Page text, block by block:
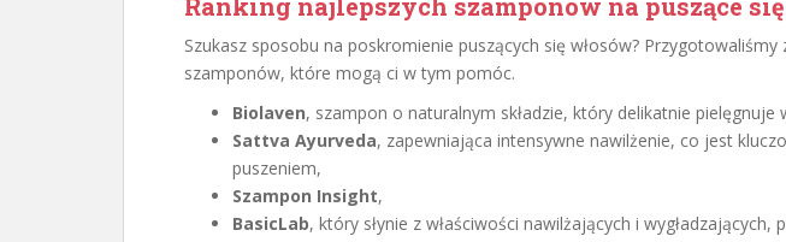
Szukasz sposobu na poskromienie puszących się włosów? Przygotowaliśmy
szamponów, które mogą ci w tym pomóc.
Biolaven, szampon o naturalnym składzie, który delikatnie pielęgnuje
Sattva Ayurveda, zapewniająca intensywne nawilżenie, co jest
puszeniem,
Szampon Insight,
BasicLab, który słynie z właściwości nawilżających i wygładzających,